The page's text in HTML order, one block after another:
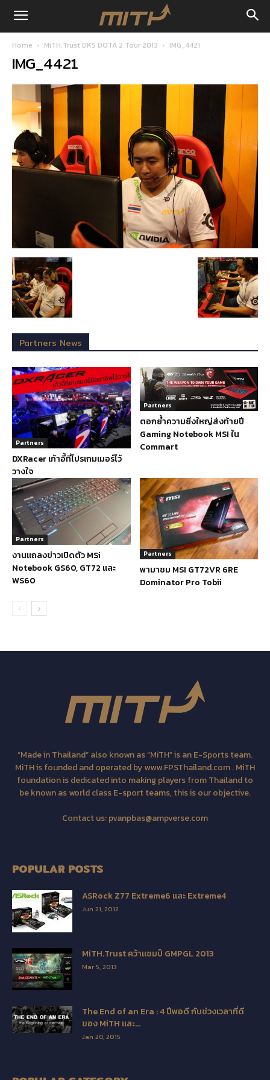
Home MiTH.Trust DKS DOTA 2 Tour 2013 IMG_4421
IMG_4421
Partners News
Partners
DXRacer เก้าอี้ที่โปรเกมเมอร์ไว้
วางใจ
Partners
ตอกย้ำความยิ่งใหญ่ส่งท้ายปี
Gaming Notebook MSI ใน
Commart
Partners
งานแถลงข่าวเปิดตัว MSi
Notebook GS60, GT72 และ
WS60
Partners
พามาชม MSI GT72VR 6RE
Dominator Pro Tobii
“Made in Thailand” also known as “MiTH” is an E-Sports team.
MiTH is founded and operated by www.FPSThailand.com . MiTH
foundation is dedicated into making players from Thailand to
be known as world class E-sport teams, this is our objective.
Contact us:pvanpbas@ampverse.com
POPULAR POSTS
ASRock Z77 Extreme6 และ Extreme4
Jun 21, 2012
MiTH.Trust คว้าแชมป์ GMPGL 2013
Mar 5, 2013
The End of an Era : 4 ปีพอดี กับช่วงเวลาที่ดี
ของ MiTH และ...
Jan 20, 2015